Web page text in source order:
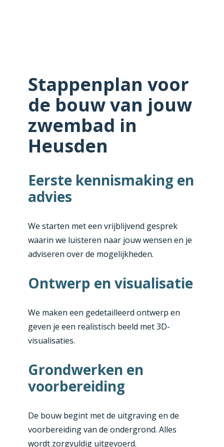
Stappenplan voor
de bouw van jouw
zwembad in
Heusden
Eerste kennismaking en
advies
We starten met een vrijblijvend gesprek
waarin we luisteren naar jouw wensen en je
adviseren over de mogelijkheden.
Ontwerp en visualisatie
We maken een gedetailleerd ontwerp en
geven je een realistisch beeld met 3D-
visualisaties.
Grondwerken en
voorbereiding
De bouw begint met de uitgraving en de
voorbereiding van de ondergrond. Alles
wordt zorgvuldig uitgevoerd.